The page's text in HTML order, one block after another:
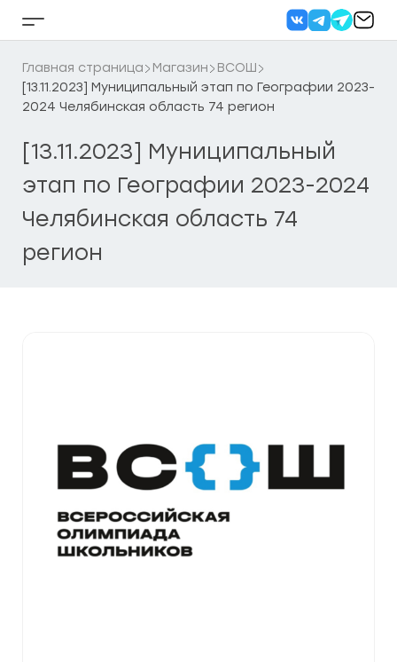
Кнопка
бокового
меню
Главная страница Магазин
ВСОШ
[13.11.2023] Муниципальный этап по Географии 2023-
2024 Челябинская область 74 регион
[13.11.2023] Муниципальный
этап по Географии 2023-2024
Челябинская область 74
регион